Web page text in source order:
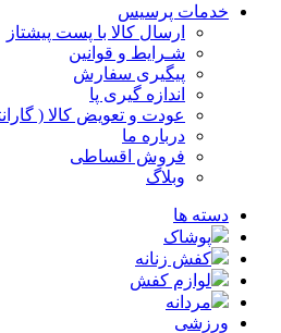
پرسیس
ارسال کالا با پست پیشتاز
شـرایط و قوانین
پیگیری سفارش
اندازه گیری پا
عودت و تعویض کالا ( گارانتی )
درباره ما
فروش اقساطی
ها
پوشاک
کفش زنانه
لوازم کفش
مردانه